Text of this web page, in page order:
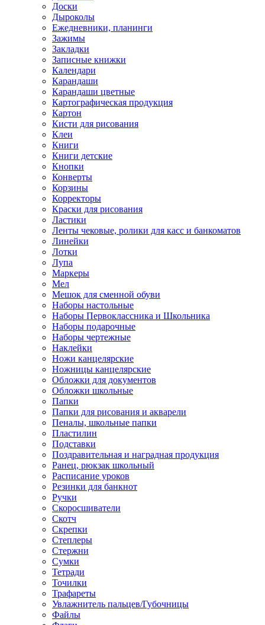
Доски
Дыроколы
Ежедневники, планинги
Зажимы
Закладки
Записные книжки
Календари
Карандаши
Карандаши цветные
Картографическая продукция
Картон
Кисти для рисования
Клеи
Книги
Книги детские
Кнопки
Конверты
Корзины
Корректоры
Краски для рисования
Ластики
Ленты чековые, ролики для касс и банкоматов
Линейки
Лотки
Лупа
Маркеры
Мел
Мешок для сменной обуви
Наборы настольные
Наборы Первоклассника и Школьника
Наборы подарочные
Наборы чертежные
Наклейки
Ножи канцелярские
Ножницы канцелярские
Обложки для документов
Обложки школьные
Папки
Папки для рисования и акварели
Пеналы, школьные папки
Пластилин
Подставки
Поздравительная и наградная продукция
Ранец, рюкзак школьный
Расписание уроков
Резинки для банкнот
Ручки
Скоросшиватели
Скотч
Скрепки
Степлеры
Стержни
Сумки
Тетради
Точилки
Трафареты
Увлажнитель пальцев/Губочницы
Файлы